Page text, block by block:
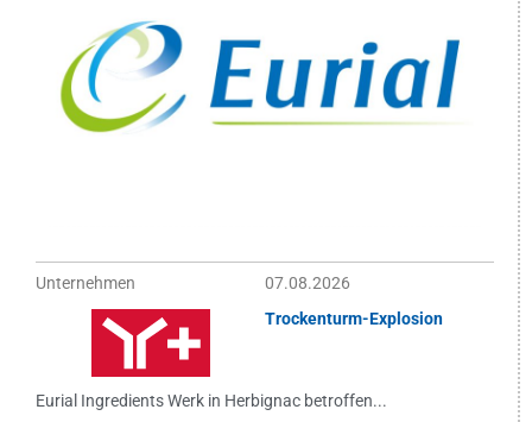
Unternehmen
07.08.2026
Trockenturm-Explosion
Eurial Ingredients Werk in Herbignac betroffen...